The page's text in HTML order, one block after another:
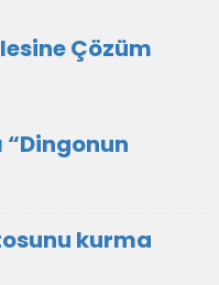
Çözüm
“Dingonun
kurma